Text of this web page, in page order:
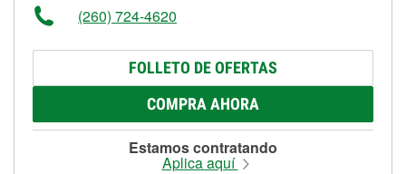
(260) 724-4620
FOLLETO DE OFERTAS
COMPRA AHORA
Estamos contratando
Aplica aquí